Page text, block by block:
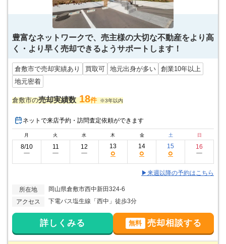
豊富なネットワークで、売主様の大切な不動産をより高
く・より早く売却できるようサポートします！
倉敷市で売却実績あり 買取可 地元出身が多い
創業10年以上
地元密着
倉敷市の売却実績数 18件 ※3年以内
ネットで来店予約・訪問査定依頼ができます
月 火 水 木 金 土 日
8/10
ー
11
ー
12
ー
13
○
14
○
15
○
16
ー
▶来週以降の予約はこちら
所在地
岡山県倉敷市西中新田324-6
アクセス
下電バス塩生線「西中」徒歩3分
詳しくみる 無料 売却相談する